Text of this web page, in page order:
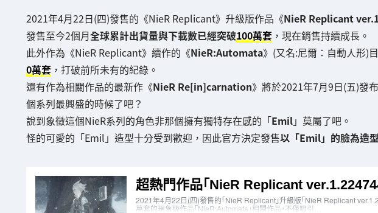
2021年4月22日(四)發售的《NieR Replicant》升級版作品《NieR Replicant
發售至今2個月全球累計出貨量與下載數已經突破100萬套，現在銷售持續成長。
此外作為《NieR Replicant》續作的《NieR:Automata》(又名:尼爾：自動人形)
0萬套，打破前所未有的紀錄。
還有作為相關作品的最新作《NieR Re[in]carnation》將於2021年7月9日(五)發布
個系列最興盛的時候了吧？
說到象徵這個NieR系列的角色非那個擁有獨特存在感的「Emil」莫屬了吧。
怪的可愛的「Emil」造型十分受到歡迎，因此官方決定發售以「Emil」的臉為造